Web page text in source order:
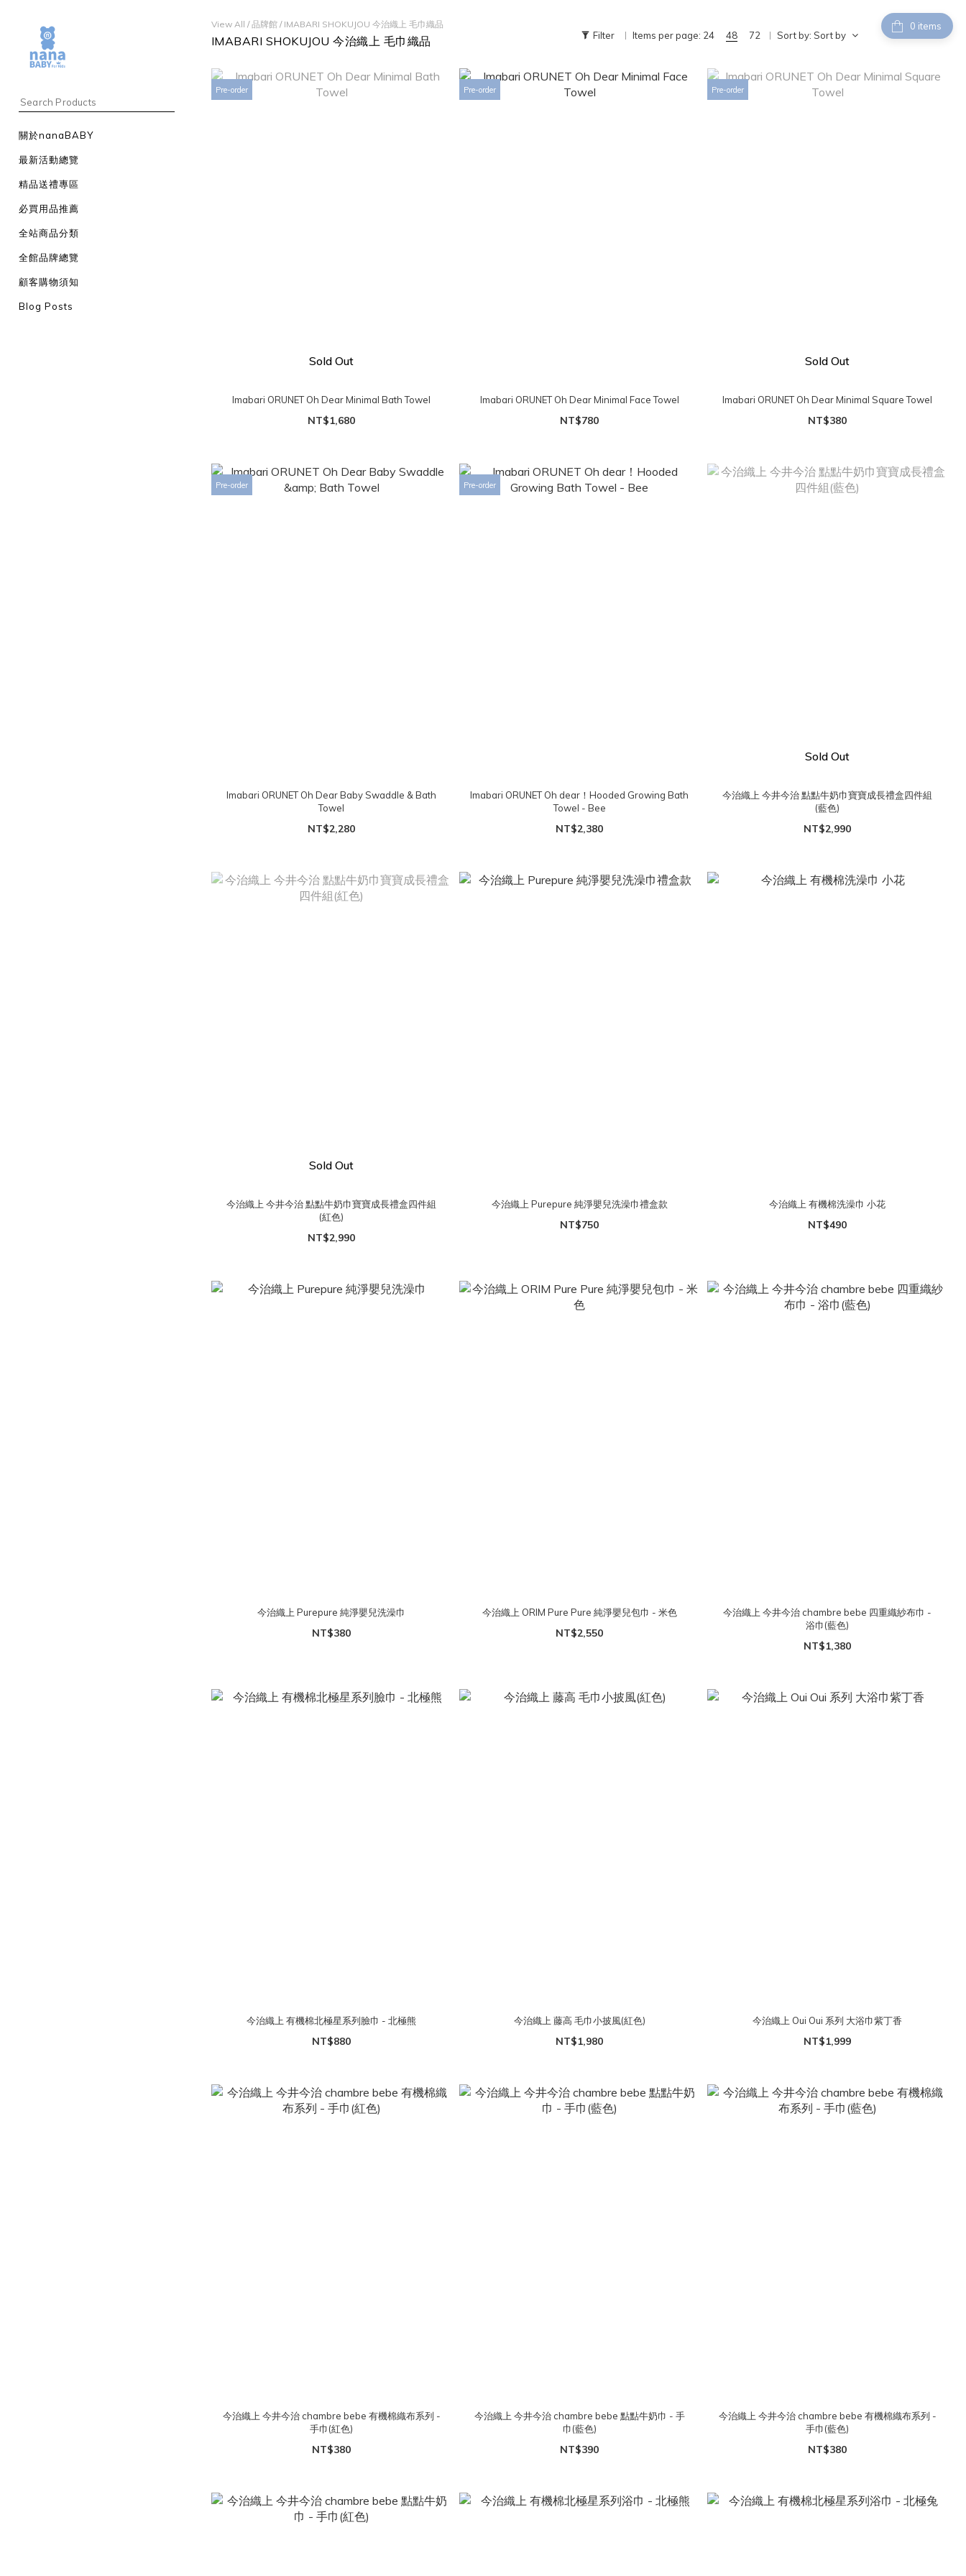
關於nanaBABY
最新活動總覽
精品送禮專區
必買用品推薦
全站商品分類
全館品牌總覽
顧客購物須知
Blog Posts
items
View All /品牌館/ IMABARI SHOKUJOU 今治織上 毛巾織品
IMABARI SHOKUJOU 今治織上 毛巾織品 Filter Items per page: 24 48 72 Sort by: Sort by
Pre-order
Sold Out
Imabari ORUNET Oh Dear Minimal Bath Towel
NT$1,680
Pre-order
Imabari ORUNET Oh Dear Minimal Face Towel
NT$780
Pre-order
Sold Out
Imabari ORUNET Oh Dear Minimal Square Towel
NT$380
Pre-order
Imabari ORUNET Oh Dear Baby Swaddle & Bath
Towel
NT$2,280
Pre-order
Imabari ORUNET Oh dear！Hooded Growing Bath
Towel - Bee
NT$2,380
Sold Out
今治織上 今井今治 點點牛奶巾寶寶成長禮盒四件組
(藍色)
NT$2,990
Sold Out
今治織上 今井今治 點點牛奶巾寶寶成長禮盒四件組
(紅色)
NT$2,990
今治織上 Purepure 純淨嬰兒洗澡巾禮盒款
NT$750
今治織上 有機棉洗澡巾 小花
NT$490
今治織上 Purepure 純淨嬰兒洗澡巾
NT$380
今治織上 ORIM Pure Pure 純淨嬰兒包巾 - 米色
NT$2,550
今治織上 今井今治 chambre bebe 四重織紗布巾 -
浴巾(藍色)
NT$1,380
今治織上 有機棉北極星系列臉巾 - 北極熊
NT$880
今治織上 藤高 毛巾小披風(紅色)
NT$1,980
今治織上 Oui Oui 系列 大浴巾紫丁香
NT$1,999
今治織上 今井今治 chambre bebe 有機棉織布系列 -
手巾(紅色)
NT$380
今治織上 今井今治 chambre bebe 點點牛奶巾 - 手
巾(藍色)
NT$390
今治織上 今井今治 chambre bebe 有機棉織布系列 -
手巾(藍色)
NT$380